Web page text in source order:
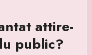
attire-
public?